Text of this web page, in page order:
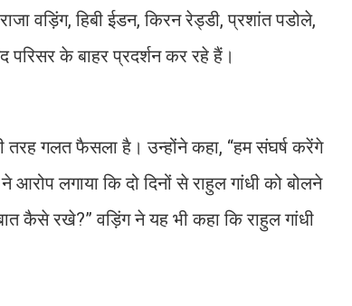
वड़िंग, हिबी ईडन, किरन रेड्डी, प्रशांत पडोले,
के बाहर प्रदर्शन कर रहे हैं।
गलत फैसला है। उन्होंने कहा, “हम संघर्ष करेंगे
लगाया कि दो दिनों से राहुल गांधी को बोलने
कैसे रखे?” वड़िंग ने यह भी कहा कि राहुल गांधी